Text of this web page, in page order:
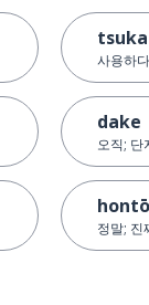
사용하
dake
오직; 단
hontō
정말; 진